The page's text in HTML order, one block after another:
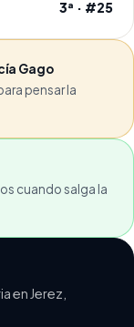
3ª · #25
Gago
pensar la
cuando salga la
en Jerez,